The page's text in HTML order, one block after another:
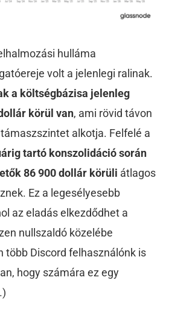
hulláma
volt a jelenlegi ralinak.
a költségbázisa jelenleg
körül van, ami rövid távon
alkotja. Felfelé a
tartó konszolidáció során
86 900 dollár körüli átlagos
Ez a legesélyesebb
az eladás elkezdődhet a
nullszaldó közelébe
több Discord felhasználónk is
hogy számára ez egy